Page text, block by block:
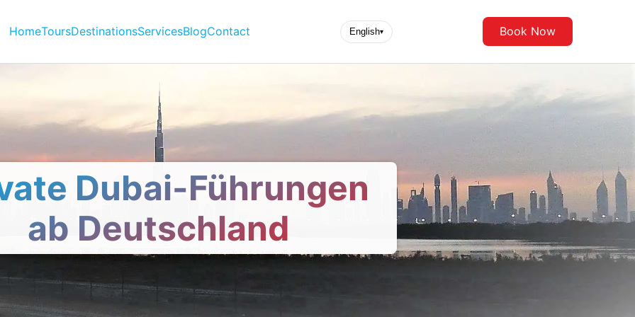
HomeToursDestinationsServicesBlogContact English▾ Book Now
Dubai-Führungen
ab Deutschland